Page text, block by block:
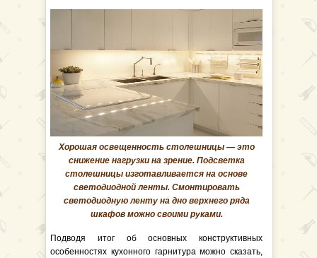
Хорошая освещенность столешницы — это
снижение нагрузки на зрение. Подсветка
столешницы изготавливается на основе
светодиодной ленты. Смонтировать
светодиодную ленту на дно верхнего ряда
шкафов можно своими руками.
Подводя итог об основных конструктивных
особенностях кухонного гарнитура можно сказать,